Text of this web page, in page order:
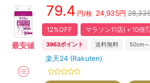
最安値
79.4 円/枚 24,935円
12%OFF マラソン11店(＋10倍
3963ポイント 送料無料 50cm
楽天24 (Rakuten)